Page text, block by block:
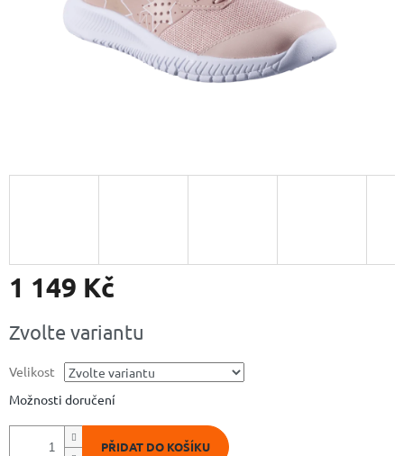
1 149 Kč
cena:
Zvolte variantu
Velikost
Možnosti doručení
PŘIDAT DO KOŠÍKU